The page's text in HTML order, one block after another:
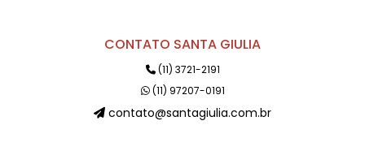
CONTATO SANTA GIULIA
(11) 3721-2191
(11) 97207-0191
contato@santagiulia.com.br